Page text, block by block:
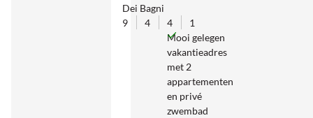
Dei Bagni
9
4 4
1
Mooi gelegen
vakantieadres
met 2
appartementen
en privé
zwembad